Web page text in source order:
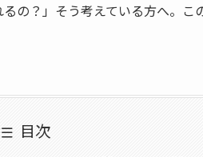
の？」そう考えている方へ。
目次